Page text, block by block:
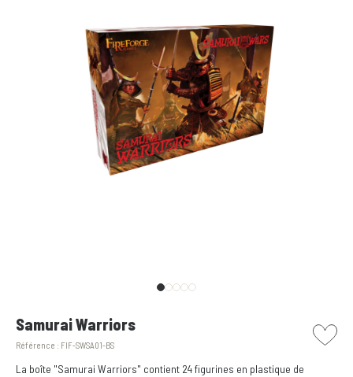
Samurai Warriors
Référence : FIF-SWSA01-BS
picto
La boîte "Samurai Warriors" contient 24 figurines en plastique de